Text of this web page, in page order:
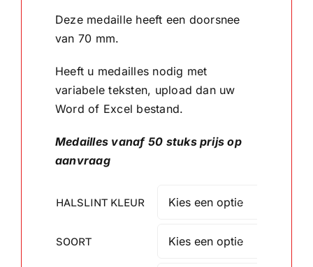
Wandborden
Gepersonaliseerde artikelen
Aanbiedingen
Deze medaille heeft een doorsnee
van 70 mm.
Heeft u medailles nodig met
variabele teksten, upload dan uw
Word of Excel bestand.
Medailles vanaf 50 stuks prijs op
aanvraag
HALSLINT KLEUR 
SOORT 